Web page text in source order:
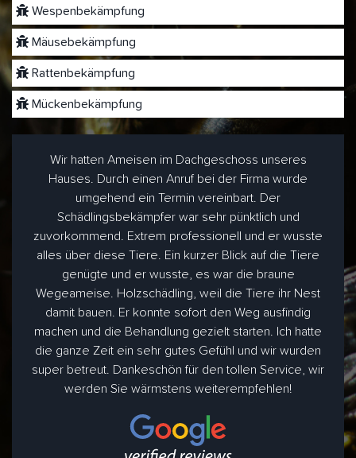
Wespenbekämpfung
Mäusebekämpfung
Rattenbekämpfung
Mückenbekämpfung
Wir hatten Ameisen im Dachgeschoss unseres
Hauses. Durch einen Anruf bei der Firma wurde
umgehend ein Termin vereinbart. Der
Schädlingsbekämpfer war sehr pünktlich und
zuvorkommend. Extrem professionell und er wusste
alles über diese Tiere. Ein kurzer Blick auf die Tiere
genügte und er wusste, es war die braune
Wegeameise. Holzschädling, weil die Tiere ihr Nest
damit bauen. Er konnte sofort den Weg ausfindig
machen und die Behandlung gezielt starten. Ich hatte
die ganze Zeit ein sehr gutes Gefühl und wir wurden
super betreut. Dankeschön für den tollen Service, wir
werden Sie wärmstens weiterempfehlen!